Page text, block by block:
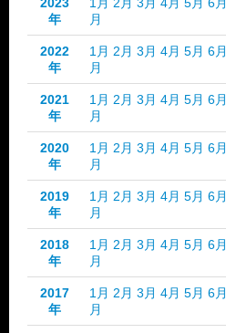
年
月
2022
年
1月 2月 3月 4月 5月 6月
月
2021
年
1月 2月 3月 4月 5月 6月
月
2020
年
1月 2月 3月 4月 5月 6月
月
2019
年
1月 2月 3月 4月 5月 6月
月
2018
年
1月 2月 3月 4月 5月 6月
月
2017
年
1月 2月 3月 4月 5月 6月
月